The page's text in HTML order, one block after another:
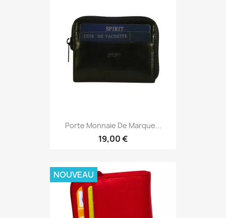
Porte Monnaie De Marque...
19,00 €
NOUVEAU